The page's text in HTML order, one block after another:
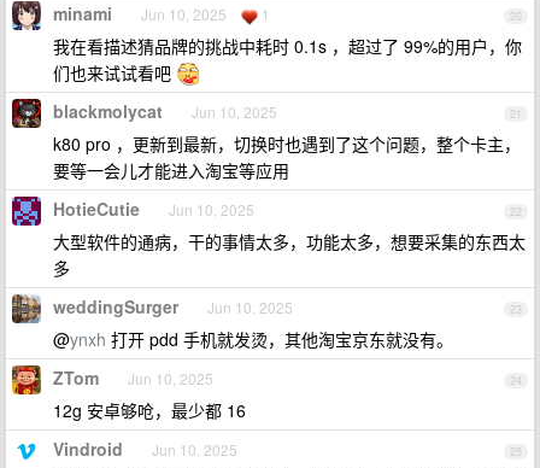
20
minami Jun 10, 2025 1
我在看描述猜品牌的挑战中耗时 0.1s ，超过了 99%的用户，你
们也来试试看吧
21
blackmolycat Jun 10, 2025
k80 pro ，更新到最新，切换时也遇到了这个问题，整个卡主，
要等一会儿才能进入淘宝等应用
22
HotieCutie Jun 10, 2025
大型软件的通病，干的事情太多，功能太多，想要采集的东西太
多
23
weddingSurger Jun 10, 2025
@ynxh 打开 pdd 手机就发烫，其他淘宝京东就没有。
24
ZTom Jun 10, 2025
12g 安卓够呛，最少都 16
25
Vindroid Jun 10, 2025